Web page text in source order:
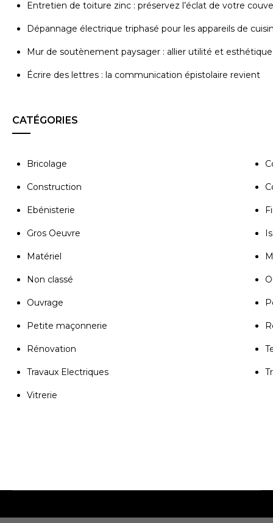
Entretien de toiture zinc : préservez l’éclat de votre
Dépannage électrique triphasé pour les appareils de
Mur de soutènement paysager : allier utilité et esthétique
Écrire des lettres : la communication épistolaire revient
CATÉGORIES
Bricolage
Construction
Ebénisterie
Gros Oeuvre
Matériel
Non classé
Ouvrage
Petite maçonnerie
Rénovation
Travaux Electriques
Vitrerie